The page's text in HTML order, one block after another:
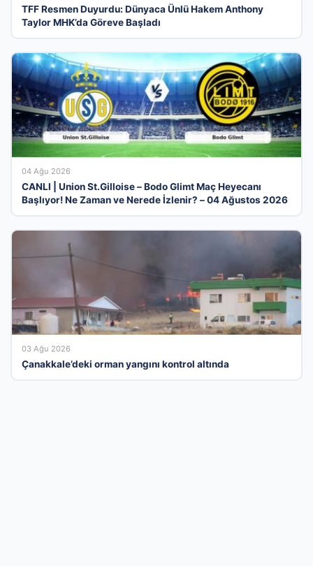
TFF Resmen Duyurdu: Dünyaca Ünlü Hakem Anthony
Taylor MHK’da Göreve Başladı
04 Ağu 2026
CANLI | Union St.Gilloise – Bodo Glimt Maç Heyecanı
Başlıyor! Ne Zaman ve Nerede İzlenir? – 04 Ağustos 2026
03 Ağu 2026
Çanakkale’deki orman yangını kontrol altında